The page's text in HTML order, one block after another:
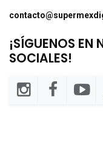
¡SÍGUENOS EN
SOCIALES!